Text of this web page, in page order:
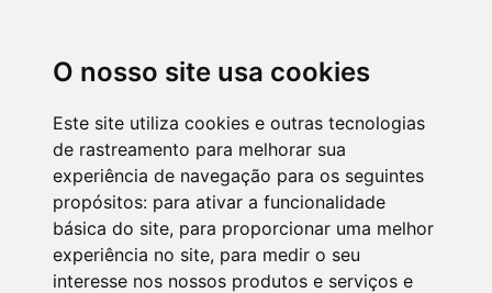
O nosso site usa cookies
Este site utiliza cookies e outras tecnologias
de rastreamento para melhorar sua
experiência de navegação para os seguintes
propósitos: para ativar a funcionalidade
básica do site, para proporcionar uma melhor
experiência no site, para medir o seu
interesse nos nossos produtos e serviços e